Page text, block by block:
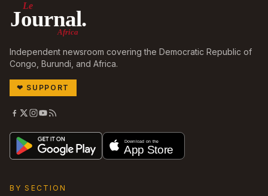
Le
Journal.
Africa
Independent newsroom covering the Democratic Republic of
Congo, Burundi, and Africa.
❤ SUPPORT
BY SECTION